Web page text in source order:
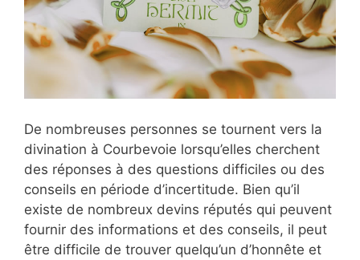
De nombreuses personnes se tournent vers la
divination à Courbevoie lorsqu’elles cherchent
des réponses à des questions difficiles ou des
conseils en période d’incertitude. Bien qu’il
existe de nombreux devins réputés qui peuvent
fournir des informations et des conseils, il peut
être difficile de trouver quelqu’un d’honnête et